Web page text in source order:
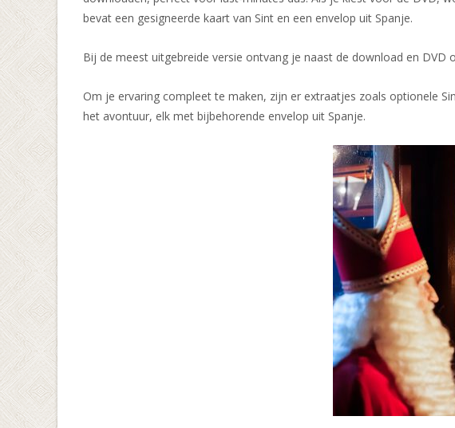
bevat een gesigneerde kaart van Sint en een envelop uit Spanje.
Bij de meest uitgebreide versie ontvang je naast de download en
Om je ervaring compleet te maken, zijn er extraatjes zoals optionele
het avontuur, elk met bijbehorende envelop uit Spanje.